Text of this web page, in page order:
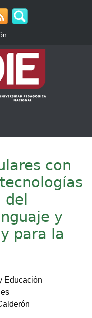
con
y
para la
Educación